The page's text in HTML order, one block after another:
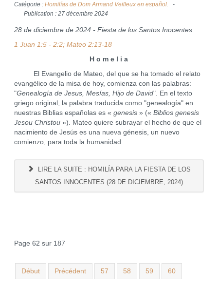
Catégorie : Homilías de Dom Armand Veilleux en español.
Publication : 27 décembre 2024
28 de diciembre de 2024 - Fiesta de los Santos Inocentes
1 Juan 1:5 - 2:2; Mateo 2:13-18
H o m e l i a
El Evangelio de Mateo, del que se ha tomado el relato
evangélico de la misa de hoy, comienza con las palabras:
"Genealogía de Jesus, Mesías, Hijo de David". En el texto
griego original, la palabra traducida como "genealogía" en
nuestras Biblias españolas es « genesis» (« Biblios genesis
Jesou Christou»). Mateo quiere subrayar el hecho de que el
nacimiento de Jesús es una nueva génesis, un nuevo
comienzo, para toda la humanidad.
LIRE LA SUITE : HOMILÍA PARA LA FIESTA DE LOS
SANTOS INNOCENTES (28 DE DICIEMBRE, 2024)
Page 62 sur 187
Début Précédent 57 58 59 60